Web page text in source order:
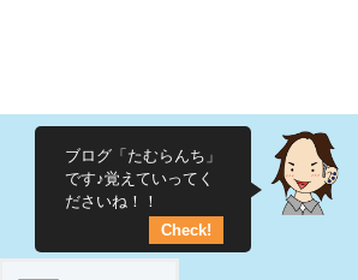
ブログ「たむらんち」
です♪覚えていってく
ださいね！！
Check!